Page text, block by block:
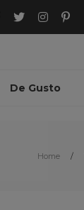
De Gusto
Home /